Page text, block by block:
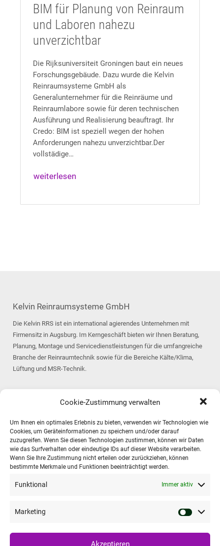
Cookie-Zustimmung verwalten
Um Ihnen ein optimales Erlebnis zu bieten, verwenden wir Technologien wie
Cookies, um Geräteinformationen zu speichern und/oder darauf
zuzugreifen. Wenn Sie diesen Technologien zustimmen, können wir Daten
wie das Surfverhalten oder eindeutige IDs auf dieser Website verarbeiten.
Wenn Sie Ihre Zustimmung nicht erteilen oder zurückziehen, können
bestimmte Merkmale und Funktionen beeinträchtigt werden.
Funktional Immer aktiv
Marketing
Akzeptieren
BIM für Planung von Reinraum
und Laboren nahezu
unverzichtbar
Die Rijksuniversiteit Groningen baut ein neues
Forschungsgebäude. Dazu wurde die Kelvin
Reinraumsysteme GmbH als
Generalunternehmer für die Reinräume und
Reinraumlabore sowie für deren technischen
Ausführung und Realisierung beauftragt. Ihr
Credo: BIM ist speziell wegen der hohen
Anforderungen nahezu unverzichtbar.Der
vollstädige…
weiterlesen
Kelvin Reinraumsysteme GmbH
Die Kelvin RRS ist ein international agierendes Unternehmen mit
Firmensitz in Augsburg. Im Kerngeschäft bieten wir Ihnen Beratung,
Planung, Montage und Servicedienstleistungen für die umfangreiche
Branche der Reinraumtechnik sowie für die Bereiche Kälte/Klima,
Lüftung und MSR-Technik.
Kontakt zu Kelvin
Telefon: 0821 – 508686 – 40
E-Mail: info@kelvin-rrs.de
Wichtige Links
Datenschutzerklärung